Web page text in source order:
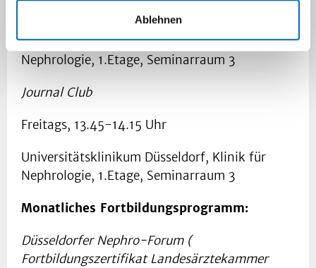
Ablehnen
Universitätsklinikum Düsseldorf, Klinik für
Nephrologie, 1.Etage, Seminarraum 3
Journal Club
Freitags, 13.45-14.15 Uhr
Universitätsklinikum Düsseldorf, Klinik für
Nephrologie, 1.Etage, Seminarraum 3
Monatliches Fortbildungsprogramm:
Düsseldorfer Nephro-Forum (
Fortbildungszertifikat Landesärztekammer